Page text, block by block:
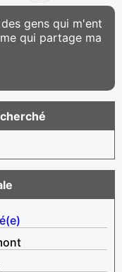
gens qui m'ent
qui partage ma